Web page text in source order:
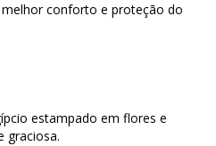
conforto e proteção do
estampado em flores e
graciosa.